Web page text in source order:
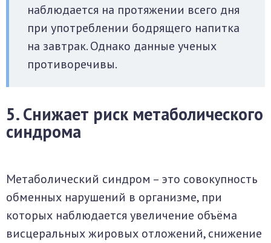
наблюдается на протяжении всего дня
при употреблении бодрящего напитка
на завтрак. Однако данные ученых
противоречивы.
5. Снижает риск метаболического
синдрома
Метаболический синдром – это совокупность
обменных нарушений в организме, при
которых наблюдается увеличение объёма
висцеральных жировых отложений, снижение